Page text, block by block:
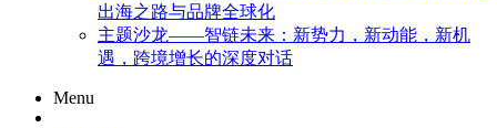
出海之路与品牌全球化
主题沙龙——智链未来：新势力，新动能，新机
遇，跨境增长的深度对话
Menu